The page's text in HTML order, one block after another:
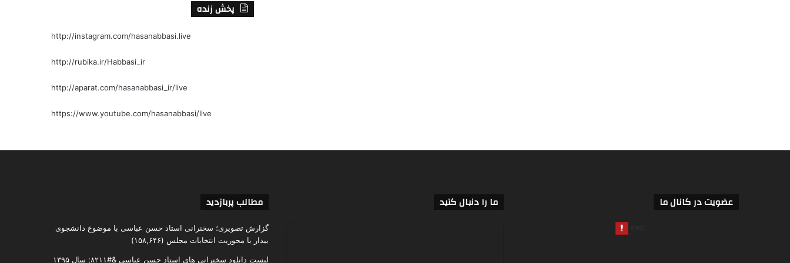
پخش زنده
http://instagram.com/hasanabbasi.live
http://rubika.ir/Habbasi_ir
http://aparat.com/hasanabbasi_ir/live
https://www.youtube.com/hasanabbasi/live
عضویت در کانال ما ما را دنبال کنید مطالب پربازدید
گزارش تصویری؛ سخنرانی استاد حسن عباسی با موضوع دانشجوی
بیدار با محوریت انتخابات مجلس (۱۵۸,۶۴۶)
لیست دانلود سخنرانی های استاد حسن عباسی &#۸۲۱۱; سال ۱۳۹۵